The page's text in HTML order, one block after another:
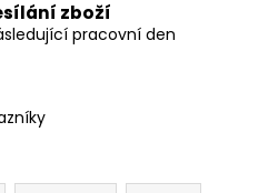
zboží
pracovní den